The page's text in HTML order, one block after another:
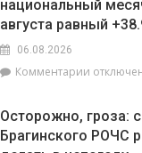
вторговых
началу
национальный
августа равный
06.08.2026
Комментарии к
ставит
рекорды.
Осторожно, гроза:
Брагинского РОЧС